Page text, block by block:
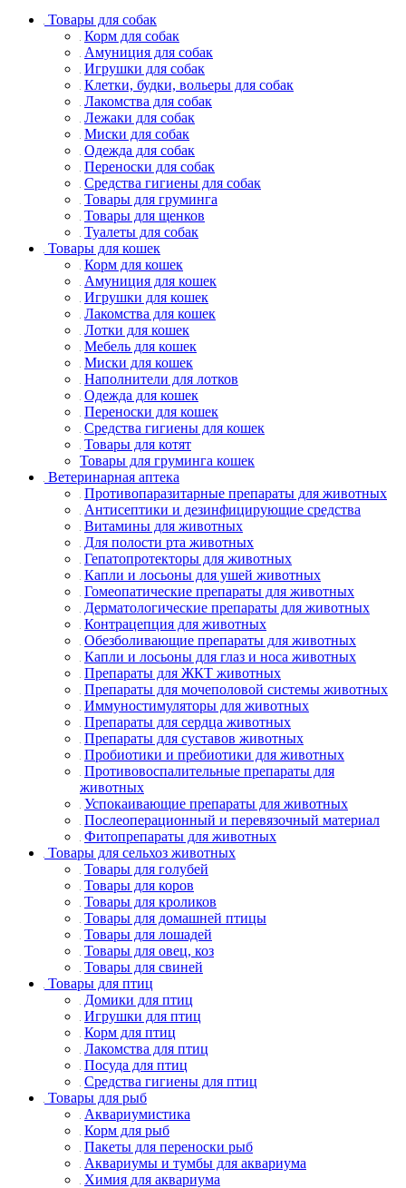
Товары для собак
Корм для собак
Амуниция для собак
Игрушки для собак
Клетки, будки, вольеры для собак
Лакомства для собак
Лежаки для собак
Миски для собак
Одежда для собак
Переноски для собак
Средства гигиены для собак
Товары для груминга
Товары для щенков
Туалеты для собак
Товары для кошек
Корм для кошек
Амуниция для кошек
Игрушки для кошек
Лакомства для кошек
Лотки для кошек
Мебель для кошек
Миски для кошек
Наполнители для лотков
Одежда для кошек
Переноски для кошек
Средства гигиены для кошек
Товары для котят
Товары для груминга кошек
Ветеринарная аптека
Противопаразитарные препараты для животных
Антисептики и дезинфицирующие средства
Витамины для животных
Для полости рта животных
Гепатопротекторы для животных
Капли и лосьоны для ушей животных
Гомеопатические препараты для животных
Дерматологические препараты для животных
Контрацепция для животных
Обезболивающие препараты для животных
Капли и лосьоны для глаз и носа животных
Препараты для ЖКТ животных
Препараты для мочеполовой системы животных
Иммуностимуляторы для животных
Препараты для сердца животных
Препараты для суставов животных
Пробиотики и пребиотики для животных
Противовоспалительные препараты для
животных
Успокаивающие препараты для животных
Послеоперационный и перевязочный материал
Фитопрепараты для животных
Товары для сельхоз животных
Товары для голубей
Товары для коров
Товары для кроликов
Товары для домашней птицы
Товары для лошадей
Товары для овец, коз
Товары для свиней
Товары для птиц
Домики для птиц
Игрушки для птиц
Корм для птиц
Лакомства для птиц
Посуда для птиц
Средства гигиены для птиц
Товары для рыб
Аквариумистика
Корм для рыб
Пакеты для переноски рыб
Аквариумы и тумбы для аквариума
Химия для аквариума